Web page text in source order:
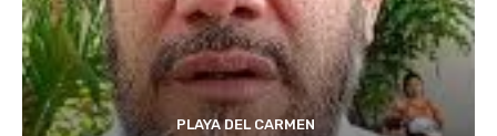
PLAYA DEL CARMEN